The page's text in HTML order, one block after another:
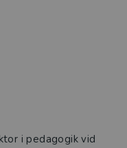
i pedagogik vid